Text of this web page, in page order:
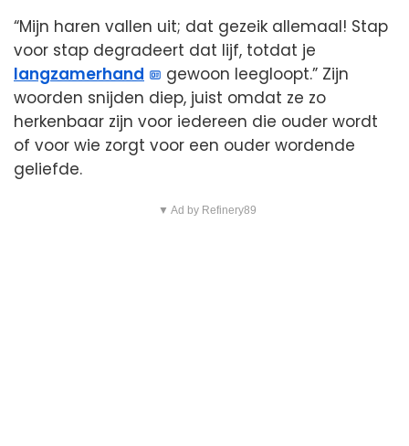
“Mijn haren vallen uit; dat gezeik allemaal! Stap
voor stap degradeert dat lijf, totdat je
langzamerhand
gewoon leegloopt.” Zijn
woorden snijden diep, juist omdat ze zo
herkenbaar zijn voor iedereen die ouder wordt
of voor wie zorgt voor een ouder wordende
geliefde.
▼ Ad by Refinery89